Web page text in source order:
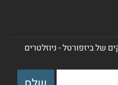
של ביזפורטל - ניוזלטרים